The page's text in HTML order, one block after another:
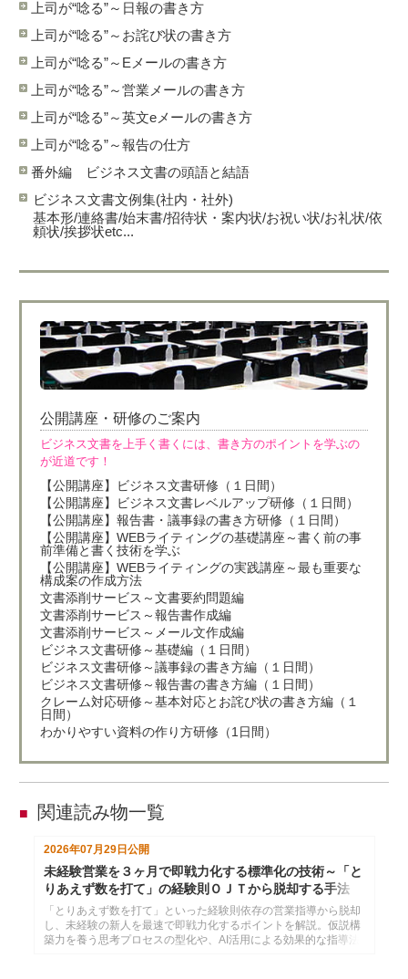
上司が“唸る”～日報の書き方
上司が“唸る”～お詫び状の書き方
上司が“唸る”～Eメールの書き方
上司が“唸る”～営業メールの書き方
上司が“唸る”～英文eメールの書き方
上司が“唸る”～報告の仕方
番外編 ビジネス文書の頭語と結語
ビジネス文書文例集(社内・社外)
基本形/連絡書/始末書/招待状・案内状/お祝い状/お礼状/依
頼状/挨拶状etc...
公開講座・研修のご案内
ビジネス文書を上手く書くには、書き方のポイントを学ぶの
が近道です！
【公開講座】ビジネス文書研修（１日間）
【公開講座】ビジネス文書レベルアップ研修（１日間）
【公開講座】報告書・議事録の書き方研修（１日間）
【公開講座】WEBライティングの基礎講座～書く前の事
前準備と書く技術を学ぶ
【公開講座】WEBライティングの実践講座～最も重要な
構成案の作成方法
文書添削サービス～文書要約問題編
文書添削サービス～報告書作成編
文書添削サービス～メール文作成編
ビジネス文書研修～基礎編（１日間）
ビジネス文書研修～議事録の書き方編（１日間）
ビジネス文書研修～報告書の書き方編（１日間）
クレーム対応研修～基本対応とお詫び状の書き方編（１
日間）
わかりやすい資料の作り方研修（1日間）
■ 関連読み物一覧
2026年07月29日公開
未経験営業を３ヶ月で即戦力化する標準化の技術～「と
りあえず数を打て」の経験則ＯＪＴから脱却する手法
「とりあえず数を打て」といった経験則依存の営業指導から脱却
し、未経験の新人を最速で即戦力化するポイントを解説。仮説構
築力を養う思考プロセスの型化や、AI活用による効果的な指導法